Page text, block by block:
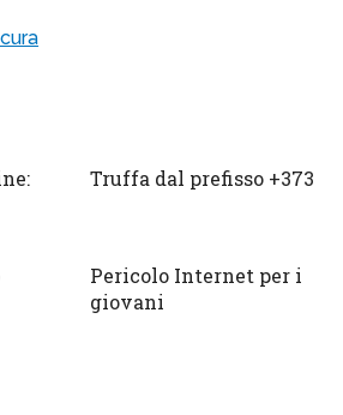
Truffa dal prefisso +373
Pericolo Internet per i
giovani